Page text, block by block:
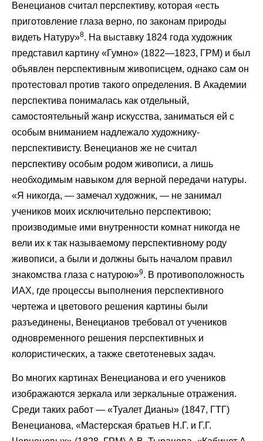
Венецианов считал перспективу, которая «есть
приготовление глаза верно, по законам природы
видеть Натуру»8. На выставку 1824 года художник
представил картину «Гумно» (1822—1823, ГРМ) и был
объявлен перспективным живописцем, однако сам он
протестовал против такого определения. В Академии
перспектива понималась как отдельный,
самостоятельный жанр искусства, заниматься ей с
особым вниманием надлежало художнику-
перспективисту. Венецианов же не считал
перспективу особым родом живописи, а лишь
необходимым навыком для верной передачи натуры.
«Я никогда, — замечал художник, — не занимал
учеников моих исключительно перспективою;
производимые ими внутренности комнат никогда не
вели их к так называемому перспективному роду
живописи, а были и должны быть началом правил
знакомства глаза с натурою»9. В противоположность
ИАХ, где процессы выполнения перспективного
чертежа и цветового решения картины были
разъединены, Венецианов требовал от учеников
одновременного решения перспективных и
колористических, а также светотеневых задач.
Во многих картинах Венецианова и его учеников
изображаются зеркала или зеркальные отражения.
Среди таких работ — «Туалет Дианы» (1847, ГТГ)
Венецианова, «Мастерская братьев Н.Г. и Г.Г.